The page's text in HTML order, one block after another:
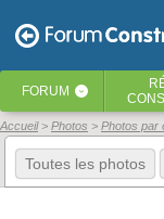
FORUM ‹
Accueil Photos Photos par
Toutes les photos